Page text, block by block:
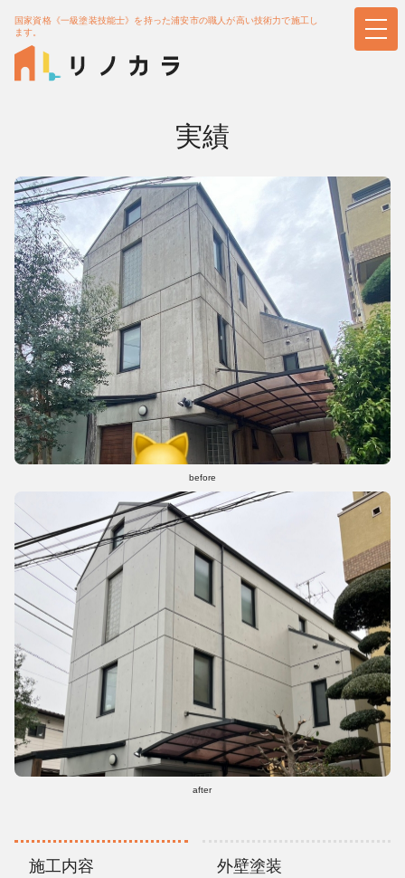
国家資格《一級塗装技能士》を持った浦安市の職人が高い技術力で施工し
ます。
実績
before
after
施工内容 外壁塗装